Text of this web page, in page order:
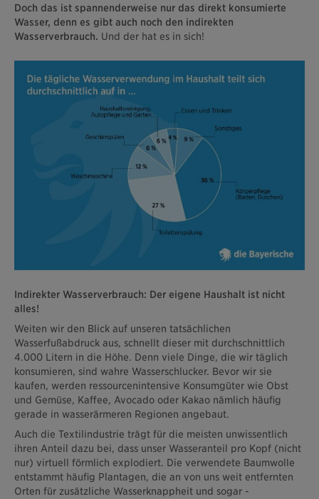
Doch das ist spannenderweise nur das direkt konsumierte
Wasser, denn es gibt auch noch den indirekten
Wasserverbrauch. Und der hat es in sich!
Indirekter Wasserverbrauch: Der eigene Haushalt ist nicht
alles!
Weiten wir den Blick auf unseren tatsächlichen
Wasserfußabdruck aus, schnellt dieser mit durchschnittlich
4.000 Litern in die Höhe. Denn viele Dinge, die wir täglich
konsumieren, sind wahre Wasserschlucker. Bevor wir sie
kaufen, werden ressourcenintensive Konsumgüter wie Obst
und Gemüse, Kaffee, Avocado oder Kakao nämlich häufig
gerade in wasserärmeren Regionen angebaut.
Auch die Textilindustrie trägt für die meisten unwissentlich
ihren Anteil dazu bei, dass unser Wasseranteil pro Kopf (nicht
nur) virtuell förmlich explodiert. Die verwendete Baumwolle
entstammt häufig Plantagen, die an von uns weit entfernten
Orten für zusätzliche Wasserknappheit und sogar -